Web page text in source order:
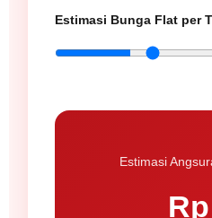
Estimasi Bunga Flat per
Estimasi